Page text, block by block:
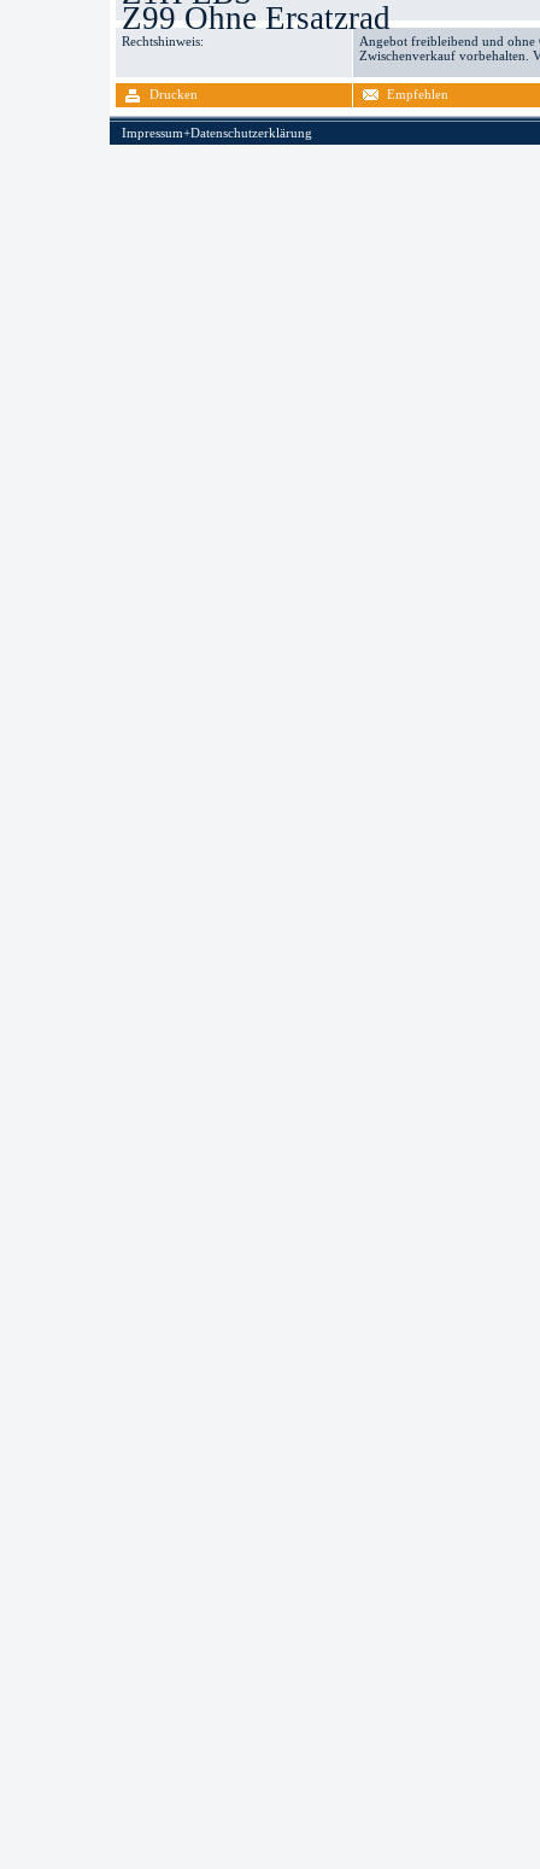
Z99 Ohne Ersatzrad
Rechtshinweis:
Angebot freibleibend und ohne
Zwischenverkauf vorbehalten.
Drucken Empfehlen
Impressum+Datenschutzerklärung